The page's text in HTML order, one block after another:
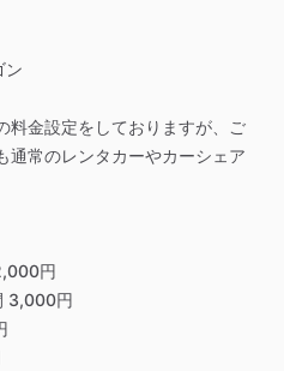
ン
金設定をしておりますが、ご
通常のレンタカーやカーシェア
円
3,000円